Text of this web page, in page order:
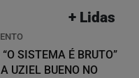
+ Lidas
SISTEMA É BRUTO”
UZIEL BUENO NO